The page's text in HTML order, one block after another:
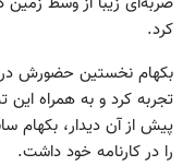
کرد.
تجربه کرد و به همراه
را در کارنامه خود داشت.